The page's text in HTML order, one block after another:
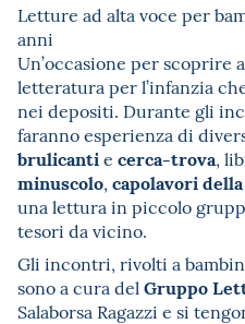
Letture ad alta voce per
anni
Un’occasione per scoprire
letteratura per l’infanzia
nei depositi. Durante gli
faranno esperienza di
brulicantie cerca-trova,
minuscolo, capolavori
una lettura in piccolo
tesori da vicino.
Gli incontri, rivolti a
sono a cura del Gruppo
Salaborsa Ragazzi e si